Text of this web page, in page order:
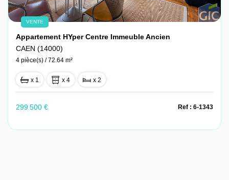
VENTE
Appartement HYper Centre Immeuble Ancien
CAEN (14000)
4 pièce(s) / 72.64 m²
x 1 x 4 x 2
299 500 € Ref : 6-1343